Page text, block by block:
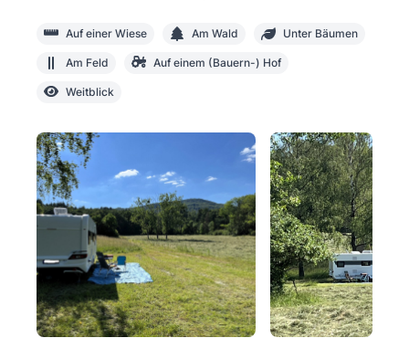
Auf einer Wiese Am Wald Unter Bäumen
Am Feld Auf einem (Bauern-) Hof
Weitblick